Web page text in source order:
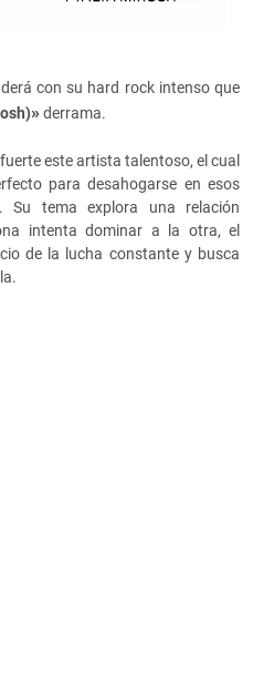
con su hard rock intenso que
» derrama.
este artista talentoso, el cual
para desahogarse en esos
Su tema explora una relación
intenta dominar a la otra, el
de la lucha constante y busca